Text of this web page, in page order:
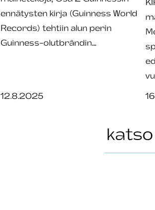
ennätysten kirja (Guinness World
Records) tehtiin alun perin
Guinness-olutbrändin…
12.8.2025